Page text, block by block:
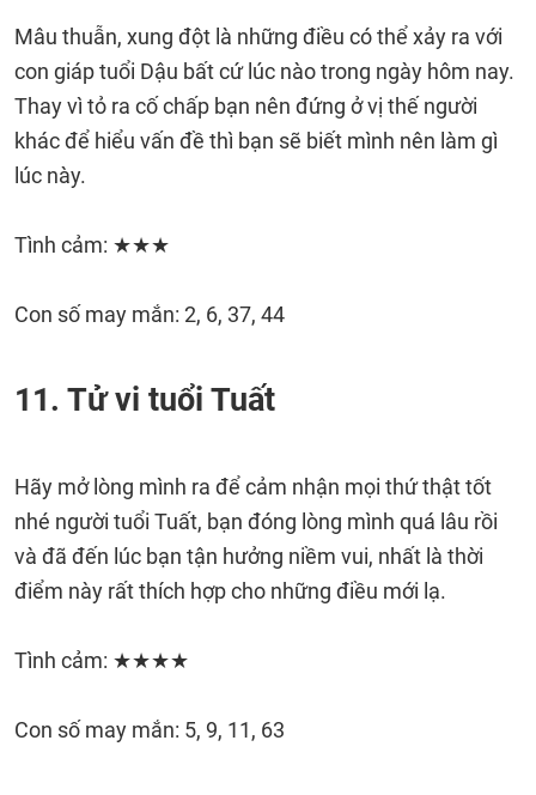
Mâu thuẫn, xung đột là những điều có thể xảy ra với
con giáp tuổi Dậu bất cứ lúc nào trong ngày hôm nay.
Thay vì tỏ ra cố chấp bạn nên đứng ở vị thế người
khác để hiểu vấn đề thì bạn sẽ biết mình nên làm gì
lúc này.
Tình cảm: ★★★
Con số may mắn: 2, 6, 37, 44
11. Tử vi tuổi Tuất
Hãy mở lòng mình ra để cảm nhận mọi thứ thật tốt
nhé người tuổi Tuất, bạn đóng lòng mình quá lâu rồi
và đã đến lúc bạn tận hưởng niềm vui, nhất là thời
điểm này rất thích hợp cho những điều mới lạ.
Tình cảm: ★★★★
Con số may mắn: 5, 9, 11, 63